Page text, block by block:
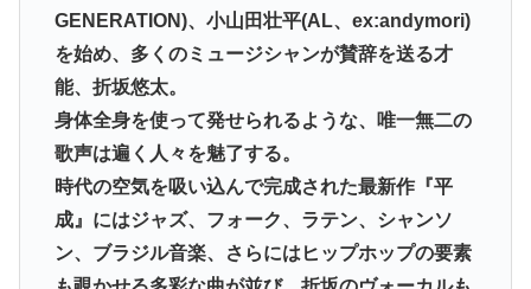
GENERATION)、小山田壮平(AL、ex:andymori)
を始め、多くのミュージシャンが賛辞を送る才
能、折坂悠太。
身体全身を使って発せられるような、唯一無二の
歌声は遍く人々を魅了する。
時代の空気を吸い込んで完成された最新作『平
成』にはジャズ、フォーク、ラテン、シャンソ
ン、ブラジル音楽、さらにはヒップホップの要素